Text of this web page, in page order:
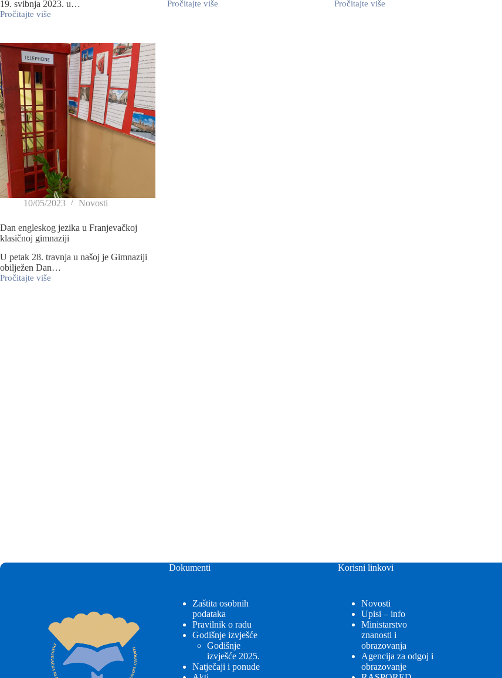
19. svibnja 2023. u…
Pročitajte više
Pročitajte više Pročitajte više
10/05/2023 Novosti
Dan engleskog jezika u Franjevačkoj
klasičnoj gimnaziji
U petak 28. travnja u našoj je Gimnaziji
obilježen Dan…
Pročitajte više
Dokumenti
Zaštita osobnih
podataka
Pravilnik o radu
Godišnje izvješće
Godišnje
izvješće 2025.
Natječaji i ponude
Korisni linkovi
Novosti
Upisi – info
Ministarstvo
znanosti i
obrazovanja
Agencija za odgoj i
obrazovanje